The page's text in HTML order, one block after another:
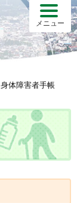
メニュー
身体障害者手帳